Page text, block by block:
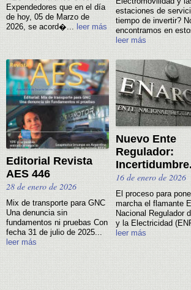
Expendedores que en el día
de hoy, 05 de Marzo de
2026, se acord�...
leer más
estaciones de
tiempo de invertir?
encontramos en
leer más
Editorial Revista
AES 446
28 de enero de 2026
Mix de transporte para GNC
Una denuncia sin
fundamentos ni pruebas Con
fecha 31 de julio de 2025...
leer más
Nuevo Ente
Regulador:
16 de enero de 2026
El proceso para
marcha el flamante
Nacional Regulador
y la Electricidad
leer más